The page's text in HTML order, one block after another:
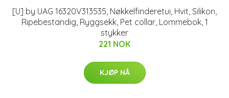
[U] by UAG 16320V313535, Nøkkelfinderetui, Hvit, Silikon,
Ripebestandig, Ryggsekk, Pet collar, Lommebok, 1
stykker
221 NOK
KJØP NÅ